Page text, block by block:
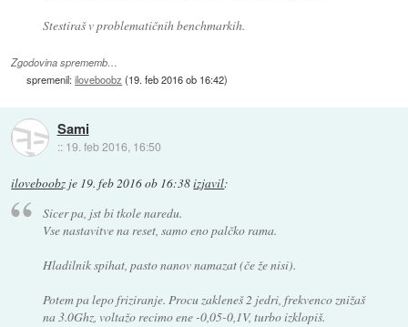
Stestiraš v problematičnih benchmarkih.
Zgodovina sprememb…
spremenil:iloveboobz (19. feb 2016 ob 16:42)
Sami
:: 19. feb 2016, 16:50
iloveboobz je 19. feb 2016 ob 16:38izjavil:
Sicer pa, jst bi tkole naredu.
Vse nastavitve na reset, samo eno palčko rama.
Hladilnik spihat, pasto nanov namazat (če že nisi).
Potem pa lepo friziranje. Procu zakleneš 2 jedri, frekvenco znižaš
na 3.0Ghz, voltažo recimo ene -0,05-0,1V, turbo izklopiš.